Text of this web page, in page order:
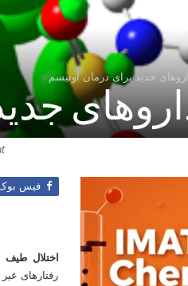
جدید برای درمان اوتیسم
فیس
اختلال طیف
رفتارهای